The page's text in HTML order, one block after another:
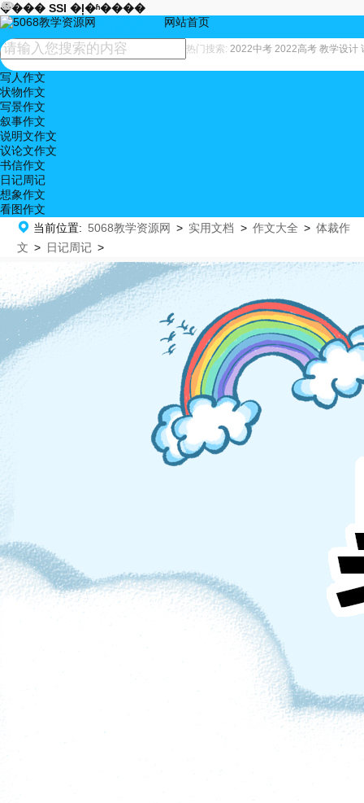
���� SSI �ļ�ʱ����
热门搜索: 2022中考 2022高考 教学设计
网站首页
写人作文
状物作文
写景作文
叙事作文
说明文作文
议论文作文
书信作文
日记周记
想象作文
看图作文
 当前位置: 5068教学资源网 > 实用文档 > 作文大全 > 体裁作
文 > 日记周记 >









